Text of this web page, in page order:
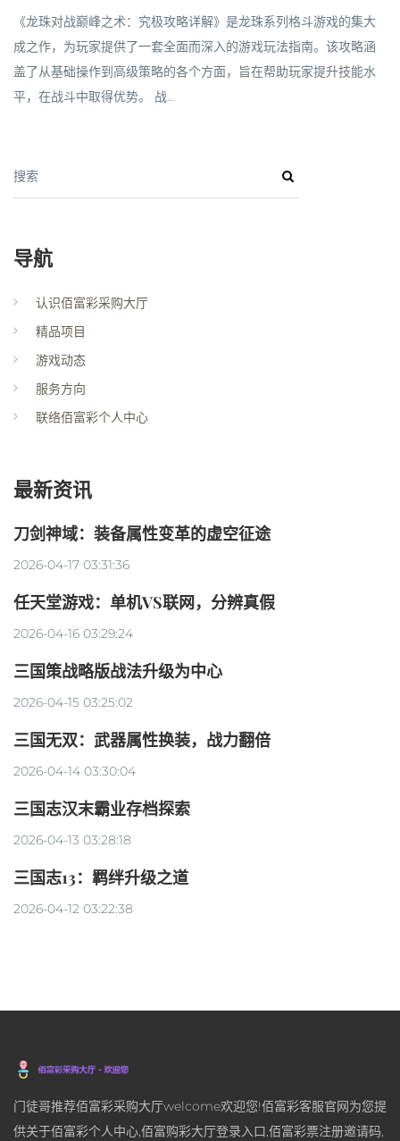
《龙珠对战巅峰之术：究极攻略详解》是龙珠系列格斗游戏的集大
成之作，为玩家提供了一套全面而深入的游戏玩法指南。该攻略涵
盖了从基础操作到高级策略的各个方面，旨在帮助玩家提升技能水
平，在战斗中取得优势。 战...
搜索
导航
认识佰富彩采购大厅
精品项目
游戏动态
服务方向
联络佰富彩个人中心
最新资讯
刀剑神域：装备属性变革的虚空征途
2026-04-17 03:31:36
任天堂游戏：单机VS联网，分辨真假
2026-04-16 03:29:24
三国策战略版战法升级为中心
2026-04-15 03:25:02
三国无双：武器属性换装，战力翻倍
2026-04-14 03:30:04
三国志汉末霸业存档探索
2026-04-13 03:28:18
三国志13：羁绊升级之道
2026-04-12 03:22:38
门徒哥推荐佰富彩采购大厅welcome欢迎您!佰富彩客服官网为您提
供关于佰富彩个人中心,佰富购彩大厅登录入口,佰富彩票注册邀请码,